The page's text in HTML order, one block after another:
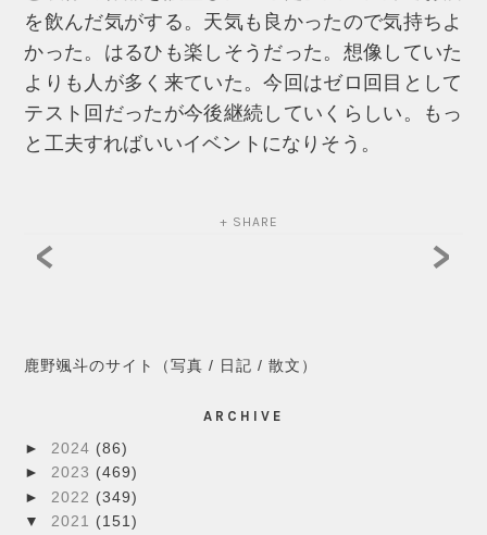
を飲んだ気がする。天気も良かったので気持ちよ
かった。はるひも楽しそうだった。想像していた
よりも人が多く来ていた。今回はゼロ回目として
テスト回だったが今後継続していくらしい。もっ
と工夫すればいいイベントになりそう。
+ SHARE
< >
鹿野颯斗のサイト（写真 / 日記 / 散文）
ARCHIVE
► 2024 (86)
►2023 (469)
► 2022 (349)
▼ 2021 (151)